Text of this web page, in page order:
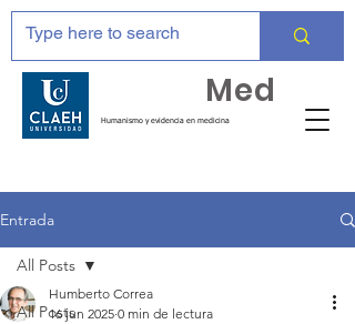
Humanismo y evidencia en medicina
Med
Entrada
All Posts
All Posts
Humberto Correa
16 jun 2025 0 min de lectura